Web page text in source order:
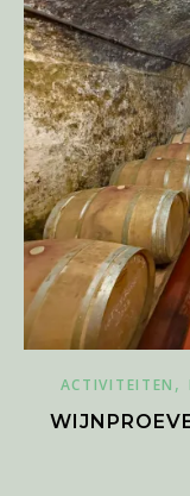
ACTIVITEITEN ,